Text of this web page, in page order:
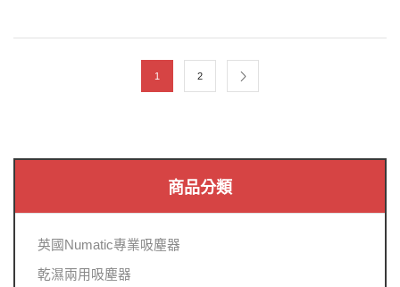
1 2
商品分類
英國Numatic專業吸塵器
乾濕兩用吸塵器